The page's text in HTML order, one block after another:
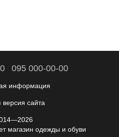
095 000-00-00
информация
сайта
магазин одежды и обуви